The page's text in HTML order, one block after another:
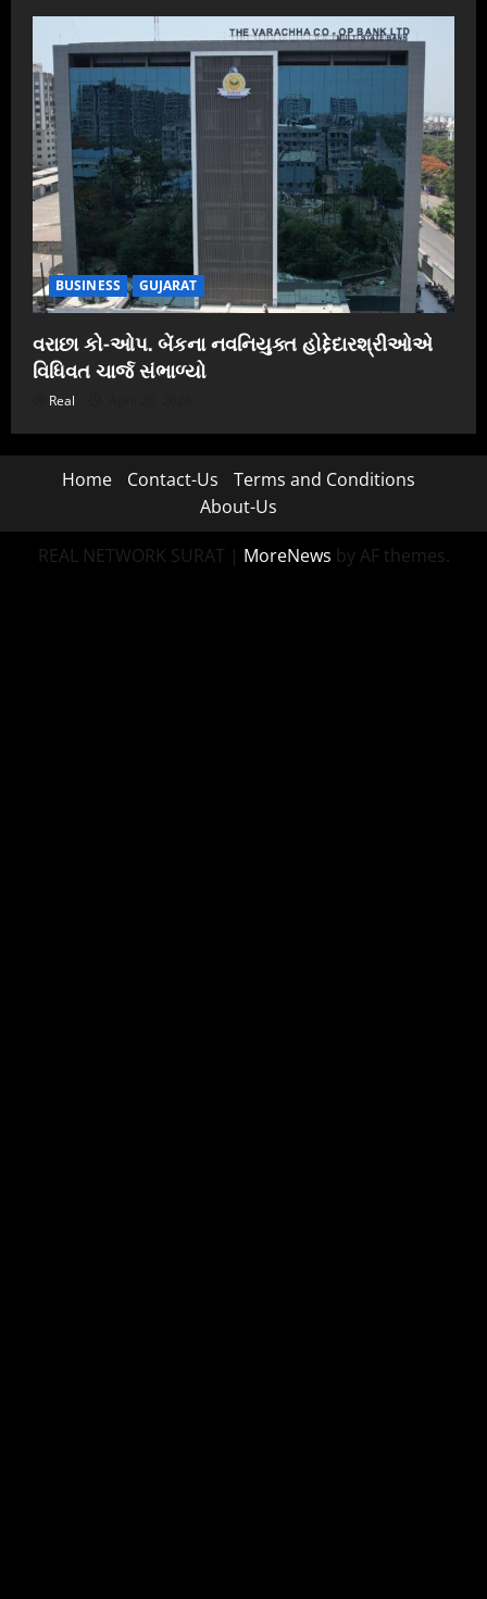
BUSINESS GUJARAT
વરાછા કો-ઓપ. બેંકના નવનિયુક્ત હોદ્દેદારશ્રીઓએ
વિધિવત ચાર્જ સંભાળ્યો
Real
Home Contact-Us
Terms and Conditions
About-Us
REAL NETWORK SURAT | MoreNews by AF themes.